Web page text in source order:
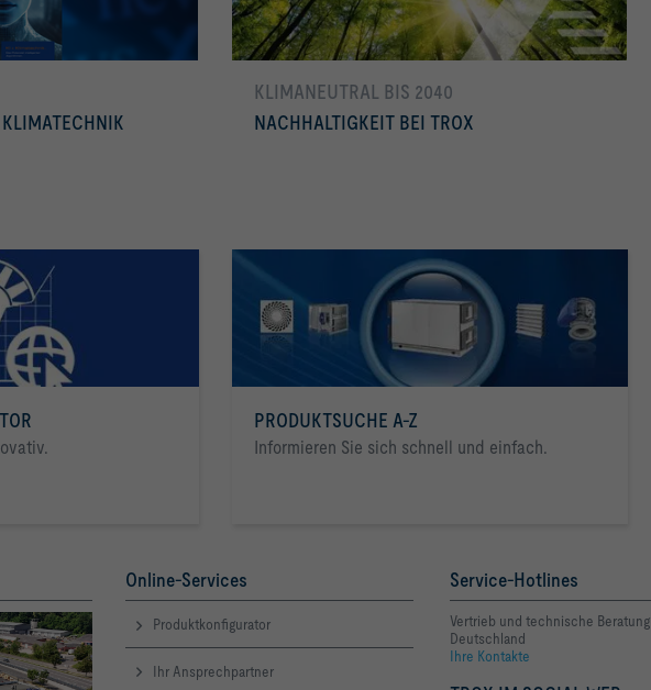
TROX life
Zukunftsthemen:
digitale Transformation
– von der Planung
TROX zeigt in
die Luft- und
welche Chancen sich für
Maschineller Rauchabzug (MRA)
Differenzdrucksysteme (PDS)
Garagenentrauchung
KLIMANEUTRAL BIS 2040
NACHHALTIGKEIT BEI TROX
mehr erfahren
PRODUKTSUCHE A-Z
Informieren Sie sich schnell und einfach.
Online-Services
Produktkonfigurator
Ihr Ansprechpartner
Service-Hotlines
Vertrieb und technische Beratung
Deutschland
Ihre Kontakte